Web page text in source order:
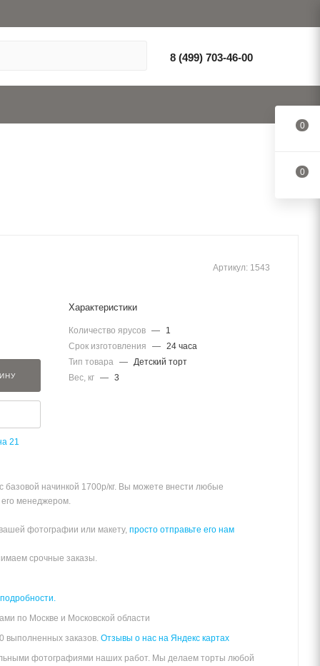
8 (499) 703-46-00
Артикул: 1543
21
Характеристики
Количество ярусов —
1
Срок изготовления
— 24 часа
Тип товара — Детский торт
Вес, кг — 3
базовой начинкой 1700р/кг. Вы можете внести любые
менеджером.
фотографии или макету, просто отправьте его нам
срочные заказы.
по Москве и Московской области
выполненных заказов. Отзывы о нас на Яндекс картах
фотографиями наших работ. Мы делаем торты любой
0
0